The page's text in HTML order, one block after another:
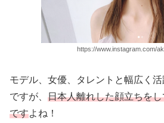
https://www.instagram.com/
モデル、女優、タレントと幅広く
ですが、 日本人離れした顔立ちをし
ですよね！